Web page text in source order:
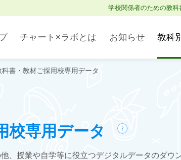
学校関係者のための教
チャート×ラボとは お知らせ 教科
科書・教材ご採用校専用データ
校専用データ
、授業や自学等に役立つデジタルデータのダウ